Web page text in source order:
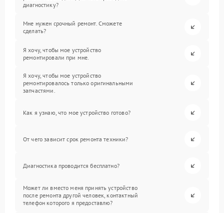
диагностику?
Мне нужен срочный ремонт. Сможете
сделать?
Я хочу, чтобы мое устройство
ремонтировали при мне.
Я хочу, чтобы мое устройство
ремонтировалось только оригинальными
запчастями.
Как я узнаю, что мое устройство готово?
От чего зависит срок ремонта техники?
Диагностика проводится бесплатно?
Может ли вместо меня принять устройство
после ремонта другой человек, контактный
телефон которого я предоставлю?